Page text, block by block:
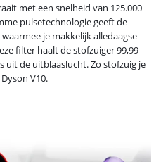
met een snelheid van 125.000
pulsetechnologie geeft de
je makkelijk alledaagse
filter haalt de stofzuiger 99,99
uit de uitblaaslucht. Zo stofzuig je
V10.